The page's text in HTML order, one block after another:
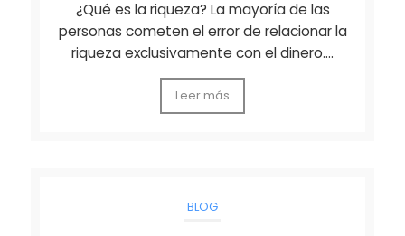
¿Qué es la riqueza? La mayoría de las
personas cometen el error de relacionar la
riqueza exclusivamente con el dinero….
Leer más
BLOG